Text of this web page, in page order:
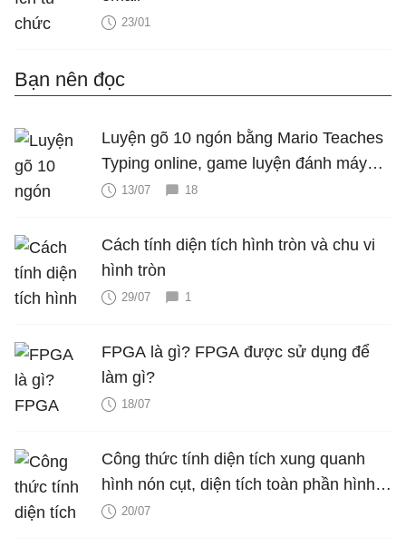
23/01
Bạn nên đọc
Luyện gõ 10 ngón bằng Mario Teaches
Typing online, game luyện đánh máy
cực hấp dẫn
13/07 18
Cách tính diện tích hình tròn và chu vi
hình tròn
29/07 1
FPGA là gì? FPGA được sử dụng để
làm gì?
18/07
Công thức tính diện tích xung quanh
hình nón cụt, diện tích toàn phần hình
nón cụt, thể tích hình nón cụt
20/07